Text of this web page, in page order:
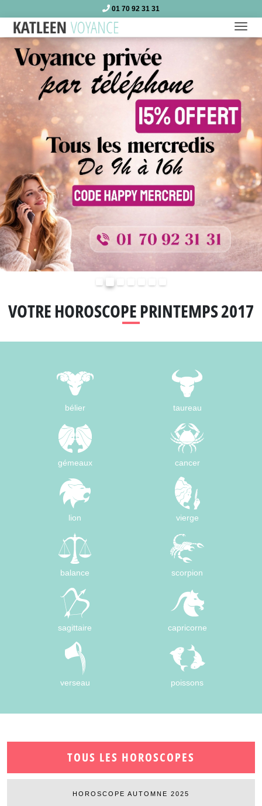
01 70 92 31 31
VOTRE HOROSCOPE PRINTEMPS 2017
bélier taureau
gémeaux cancer
lion vierge
balance scorpion
sagittaire capricorne
verseau poissons
TOUS LES HOROSCOPES
HOROSCOPE AUTOMNE 2025